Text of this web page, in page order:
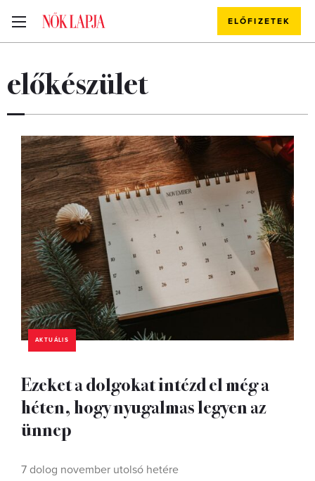
ELŐFIZETEK
előkészület
AKTUÁLIS
Ezeket a dolgokat intézd el még a
héten, hogy nyugalmas legyen az
ünnep
7 dolog november utolsó hetére